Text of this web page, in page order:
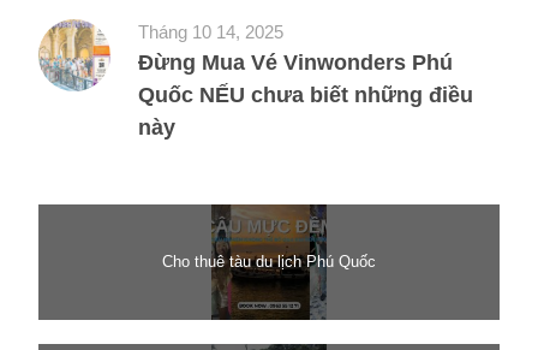
Tháng 10 14, 2025
Đừng Mua Vé Vinwonders Phú
Quốc NẾU chưa biết những điều
này
Cho thuê tàu du lịch Phú Quốc